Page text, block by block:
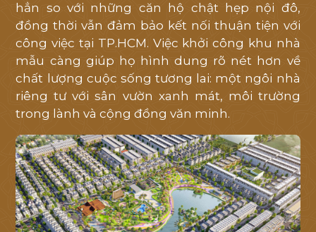
hẳn so với những căn hộ chật hẹp nội đô,
đồng thời vẫn đảm bảo kết nối thuận tiện với
công việc tại TP.HCM. Việc khởi công khu nhà
mẫu càng giúp họ hình dung rõ nét hơn về
chất lượng cuộc sống tương lai: một ngôi nhà
riêng tư với sân vườn xanh mát, môi trường
trong lành và cộng đồng văn minh.